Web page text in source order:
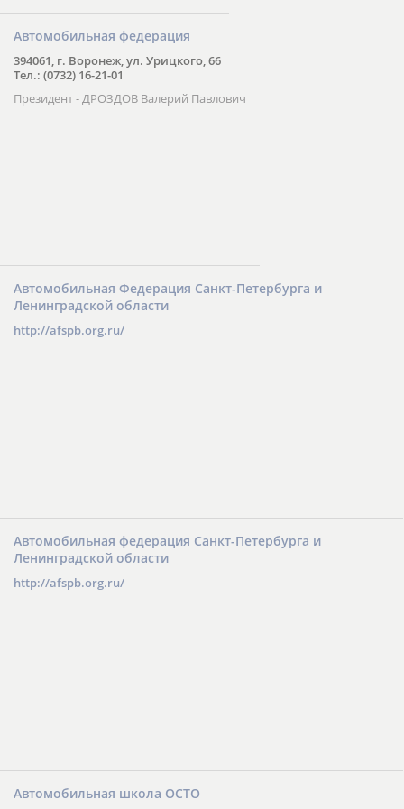
Автомобильная федерация
394061, г. Воронеж, ул. Урицкого, 66
Тел.: (0732) 16-21-01
Президент - ДРОЗДОВ Валерий Павлович
Автомобильная Федерация Санкт-Петербурга и
Ленинградской области
http://afspb.org.ru/
Автомобильная федерация Санкт-Петербурга и
Ленинградской области
http://afspb.org.ru/
Автомобильная школа ОСТО